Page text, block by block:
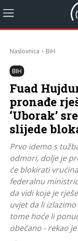
Naslovnica BiH
BIH
Fuad
pronađe
‘Uborak’
slijede
Prvo idemo s
odmori, dolje je
će blokirati
federalnu
da vidi koje je
uvjet da li
tome hoće li
obećano - rekao